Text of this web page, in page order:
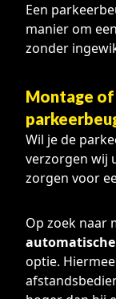
Een
manier om
zonder
Montage
Wil je de
verzorgen wij
zorgen voor
Op zoek naar
optie.